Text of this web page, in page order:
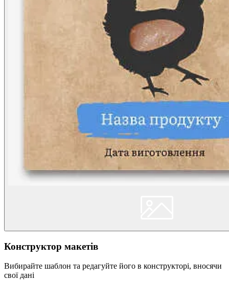
Конструктор макетів
Вибирайте шаблон та редагуйте його в конструкторі, вносячи
свої дані